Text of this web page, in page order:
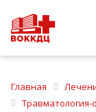
Главная
Травматология-